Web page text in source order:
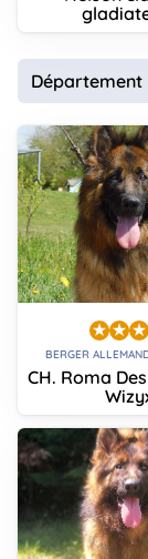
Département
BERGER
CH. Roma